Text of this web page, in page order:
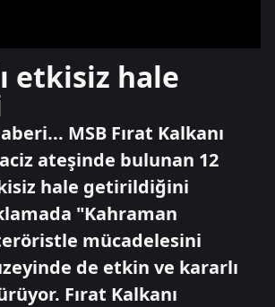
etkisiz hale
MSB Fırat Kalkanı
ateşinde bulunan 12
hale getirildiğini
"Kahraman
mücadelesini
de etkin ve kararlı
Fırat Kalkanı